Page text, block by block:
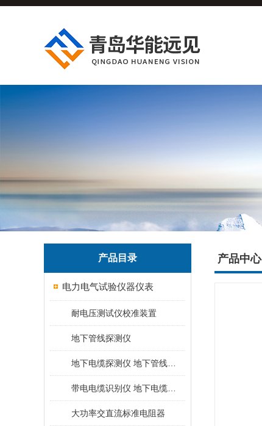
产品目录
电力电气试验仪器仪表
耐电压测试仪校准装置
地下管线探测仪
大功率交直流标准电阻器
产品中心